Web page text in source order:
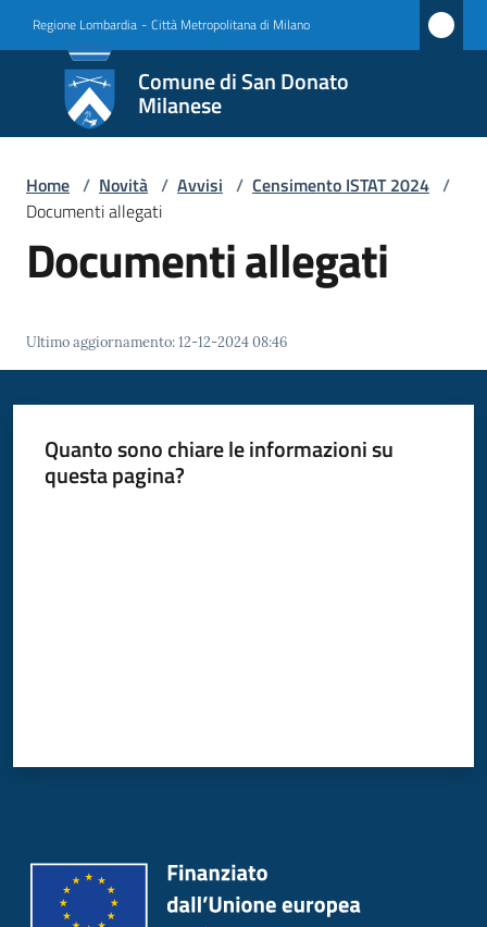
Regione Lombardia - Città Metropolitana di Milano
Comune di San Donato
Milanese
Comune
di San
Donato
Milanese
Amministrazione
Menu selezionato
Vivere
San
Donato
Home / Novità / Avvisi / Censimento ISTAT 2024 /
Documenti allegati
Documenti allegati
Ultimo aggiornamento:12-12-2024 08:46
Quanto sono chiare le informazioni su
questa pagina?